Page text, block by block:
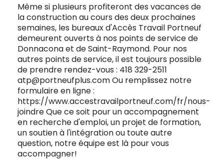
Même si plusieurs profiteront des vacances de
la construction au cours des deux prochaines
semaines, les bureaux d'Accès Travail Portneuf
demeurent ouverts à nos points de service de
Donnacona et de Saint-Raymond. Pour nos
autres points de service, il est toujours possible
de prendre rendez-vous : 418 329-2511
atp@portneufplus.com Ou remplissez notre
formulaire en ligne :
https://www.accestravailportneuf.com/fr/nous-
joindre Que ce soit pour un accompagnement
en recherche d'emploi, un projet de formation,
un soutien à l'intégration ou toute autre
question, notre équipe est là pour vous
accompagner!